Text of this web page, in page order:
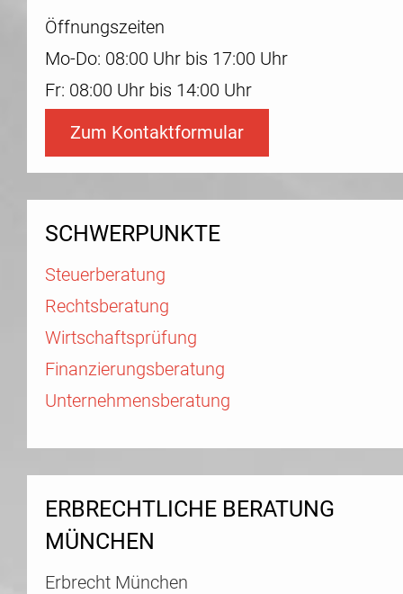
Öffnungszeiten
Mo-Do: 08:00 Uhr bis 17:00 Uhr
Fr: 08:00 Uhr bis 14:00 Uhr
Zum Kontaktformular
SCHWERPUNKTE
Steuerberatung
Rechtsberatung
Wirtschaftsprüfung
Finanzierungsberatung
Unternehmensberatung
ERBRECHTLICHE BERATUNG
MÜNCHEN
Erbrecht München